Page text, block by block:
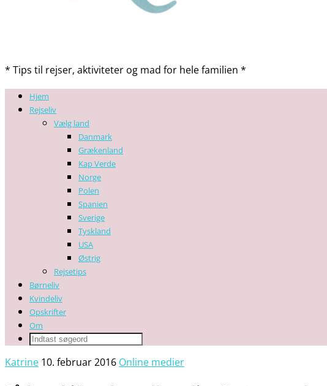
* Tips til rejser, aktiviteter og mad for hele familien *
Hjem
Rejseliv
Vælg land
Danmark
Grækenland
Kap Verde
Norge
Polen
Spanien
Sverige
Tyskland
USA
Østrig
Rejsetips
Børneliv
Kvindeliv
Opskrifter
Om
Katrine 10. februar 2016 Online medier